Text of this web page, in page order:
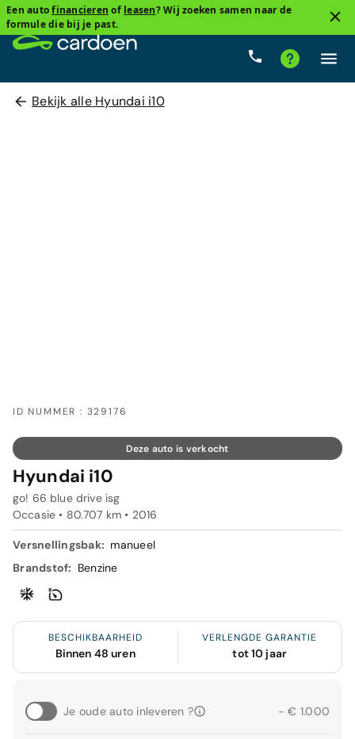
Een autofinancieren of leasen? Wij zoeken samen naar de
formule die bij je past.
Bekijk alle Hyundai i10
ID NUMMER : 329176
Deze auto is verkocht
Hyundai i10
go! 66 blue drive isg
Occasie • 80.707 km • 2016
Versnellingsbak: manueel
Brandstof: Benzine
BESCHIKBAARHEID
Binnen 48 uren
VERLENGDE GARANTIE
tot 10 jaar
Je oude auto inleveren ? - € 1.000